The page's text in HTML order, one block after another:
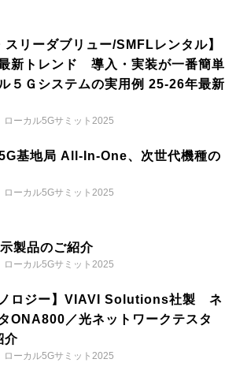
スリーダブリュー/SMFLレンタル】
新トレンド 導入・実装が一番簡単
５Ｇシステムの実用例 25-26年最新
ローカル5Gサミット2025
基地局 All-In-One、次世代機種の
ローカル5Gサミット2025
製品のご紹介
ローカル5Gサミット2025
ノロジー】VIAVI Solutions社製 ネ
ONA800／光ネットワークテスタ
介
ローカル5Gサミット2025